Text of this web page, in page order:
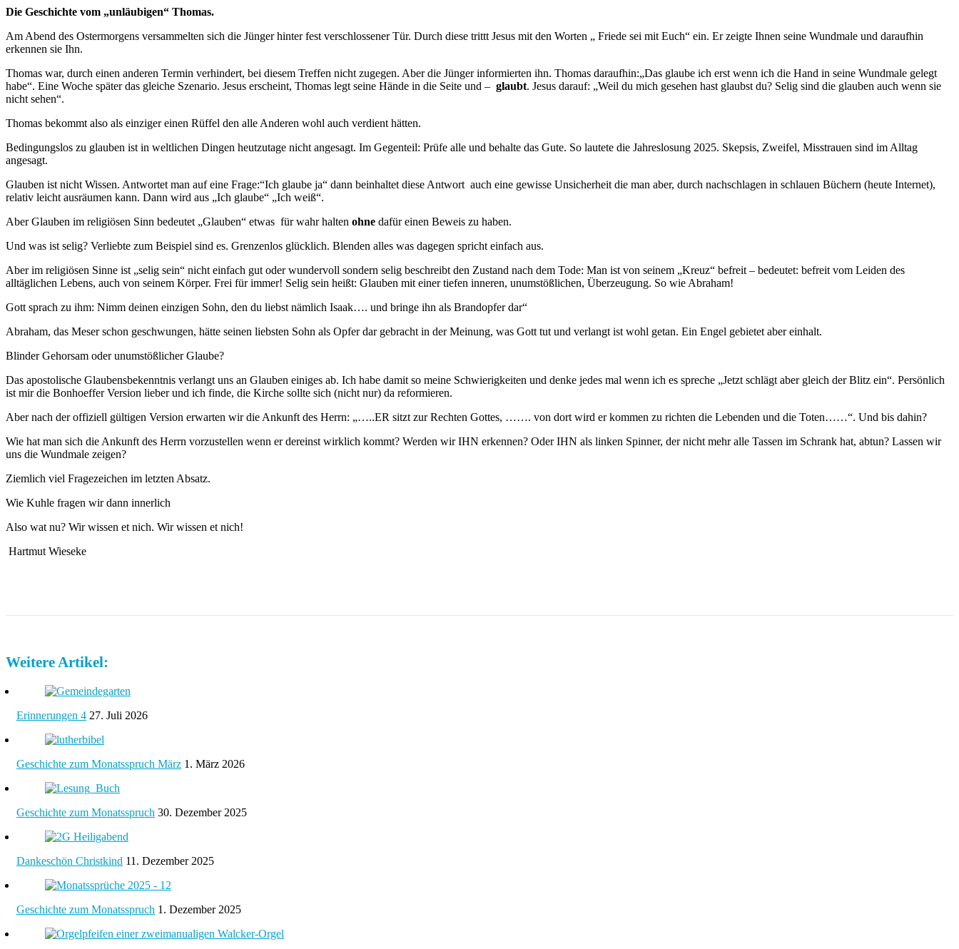
Die Geschichte vom „unläubigen“ Thomas.
Am Abend des Ostermorgens versammelten sich die Jünger hinter fest verschlossener Tür. Durch diese trittt Jesus mit den Worten „ Friede sei mit Euch“ ein. Er zeigte Ihnen seine Wundmale und daraufhin
erkennen sie Ihn.
Thomas war, durch einen anderen Termin verhindert, bei diesem Treffen nicht zugegen. Aber die Jünger informierten ihn. Thomas daraufhin:„Das glaube ich erst wenn ich die Hand in seine Wundmale gelegt
habe“. Eine Woche später das gleiche Szenario. Jesus erscheint, Thomas legt seine Hände in die Seite und – glaubt. Jesus darauf: „Weil du mich gesehen hast glaubst du? Selig sind die glauben auch wenn sie
nicht sehen“.
Thomas bekommt also als einziger einen Rüffel den alle Anderen wohl auch verdient hätten.
Bedingungslos zu glauben ist in weltlichen Dingen heutzutage nicht angesagt. Im Gegenteil: Prüfe alle und behalte das Gute. So lautete die Jahreslosung 2025. Skepsis, Zweifel, Misstrauen sind im Alltag
angesagt.
Glauben ist nicht Wissen. Antwortet man auf eine Frage:“Ich glaube ja“ dann beinhaltet diese Antwort auch eine gewisse Unsicherheit die man aber, durch nachschlagen in schlauen Büchern (heute Internet),
relativ leicht ausräumen kann. Dann wird aus „Ich glaube“ „Ich weiß“.
Aber Glauben im religiösen Sinn bedeutet „Glauben“ etwas für wahr halten ohne dafür einen Beweis zu haben.
Und was ist selig? Verliebte zum Beispiel sind es. Grenzenlos glücklich. Blenden alles was dagegen spricht einfach aus.
Aber im religiösen Sinne ist „selig sein“ nicht einfach gut oder wundervoll sondern selig beschreibt den Zustand nach dem Tode: Man ist von seinem „Kreuz“ befreit – bedeutet: befreit vom Leiden des
alltäglichen Lebens, auch von seinem Körper. Frei für immer! Selig sein heißt: Glauben mit einer tiefen inneren, unumstößlichen, Überzeugung. So wie Abraham!
Gott sprach zu ihm: Nimm deinen einzigen Sohn, den du liebst nämlich Isaak…. und bringe ihn als Brandopfer dar“
Abraham, das Meser schon geschwungen, hätte seinen liebsten Sohn als Opfer dar gebracht in der Meinung, was Gott tut und verlangt ist wohl getan. Ein Engel gebietet aber einhalt.
Blinder Gehorsam oder unumstößlicher Glaube?
Das apostolische Glaubensbekenntnis verlangt uns an Glauben einiges ab. Ich habe damit so meine Schwierigkeiten und denke jedes mal wenn ich es spreche „Jetzt schlägt aber gleich der Blitz ein“. Persönlich
ist mir die Bonhoeffer Version lieber und ich finde, die Kirche sollte sich (nicht nur) da reformieren.
Aber nach der offiziell gültigen Version erwarten wir die Ankunft des Herrn: „…..ER sitzt zur Rechten Gottes, ……. von dort wird er kommen zu richten die Lebenden und die Toten……“. Und bis dahin?
Wie hat man sich die Ankunft des Herrn vorzustellen wenn er dereinst wirklich kommt? Werden wir IHN erkennen? Oder IHN als linken Spinner, der nicht mehr alle Tassen im Schrank hat, abtun? Lassen wir
uns die Wundmale zeigen?
Ziemlich viel Fragezeichen im letzten Absatz.
Wie Kuhle fragen wir dann innerlich
Also wat nu? Wir wissen et nich. Wir wissen et nich!
Hartmut Wieseke
Weitere Artikel:
Erinnerungen 4 27. Juli 2026
Geschichte zum Monatsspruch März 1. März 2026
Geschichte zum Monatsspruch 30. Dezember 2025
Dankeschön Christkind 11. Dezember 2025
Geschichte zum Monatsspruch 1. Dezember 2025